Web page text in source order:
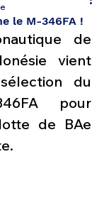
le M-346FA !
de
vient
du
pour
de BAe